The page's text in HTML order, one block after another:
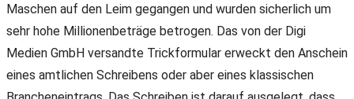
Maschen auf den Leim gegangen und wurden sicherlich um
sehr hohe Millionenbeträge betrogen. Das von der Digi
Medien GmbH versandte Trickformular erweckt den Anschein
eines amtlichen Schreibens oder aber eines klassischen